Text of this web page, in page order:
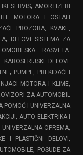
SERVIS,AMORTIZERI
MOTORA I OSTALI
PROZORA, KVAKE,
,
DELOVI SISTEMA ZA
RASVETA:
KAROSERIJSKI DELOVI:
, PUMPE, PREKIDAČI I
MOTORA I KLIME,
ZA AUTOMOBIL
POMOĆ I UNIVERZALNA
,AUTO ELEKTRIKA I
UNIVERZALNA OPREMA,
I PLASTIČNI DELOVI,
, POSUDE ZA